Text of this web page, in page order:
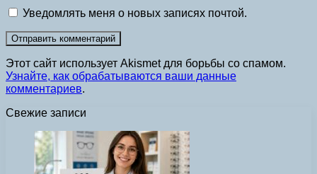
Уведомлять меня о новых записях почтой.
Этот сайт использует Akismet для борьбы со спамом.
Узнайте, как обрабатываются ваши данные
комментариев.
Свежие записи